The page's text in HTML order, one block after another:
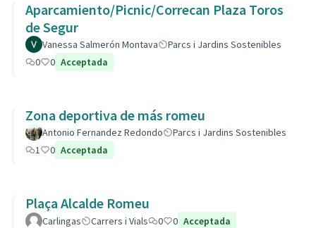
Aparcamiento/Picnic/Correcan Plaza Toros
de Segur
Vanessa Salmerón Montava
Parcs i Jardins Sostenibles
0
0 Acceptada
Zona deportiva de más romeu
Antonio Fernandez Redondo
Parcs i Jardins Sostenibles
1
0 Acceptada
Plaça Alcalde Romeu
Carlingas Carrers i Vials 0 0 Acceptada